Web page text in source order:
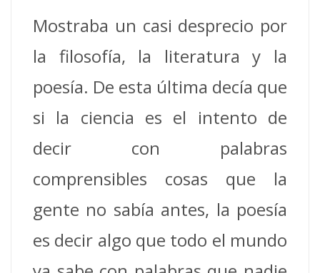
Mostraba un casi desprecio por
la filosofía, la literatura y la
poesía. De esta última decía que
si la ciencia es el intento de
decir con palabras
comprensibles cosas que la
gente no sabía antes, la poesía
es decir algo que todo el mundo